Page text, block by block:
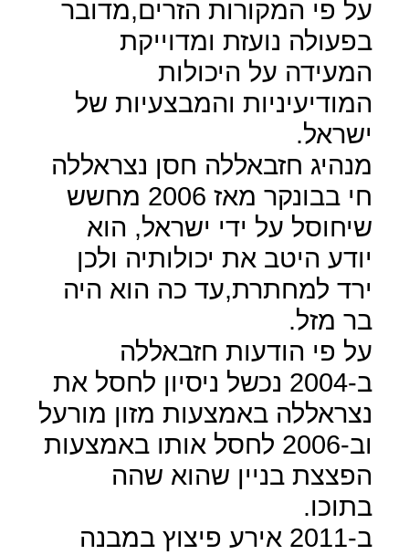
על פי המקורות הזרים,מדובר
בפעולה נועזת ומדוייקת
המעידה על היכולות
המודיעיניות והמבצעיות של
ישראל.
מנהיג חזבאללה חסן נצראללה
חי בבונקר מאז 2006 מחשש
שיחוסל על ידי ישראל, הוא
יודע היטב את יכולותיה ולכן
ירד למחתרת,עד כה הוא היה
בר מזל.
על פי הודעות חזבאללה
ב-2004 נכשל ניסיון לחסל את
נצראללה באמצעות מזון מורעל
וב-2006 לחסל אותו באמצעות
הפצצת בניין שהוא שהה
בתוכו.
ב-2011 אירע פיצוץ במבנה